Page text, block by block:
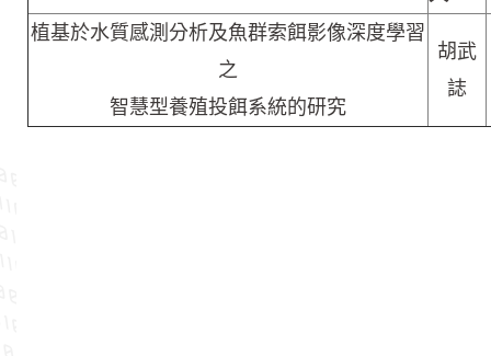
植基於水質感測分析及魚群索餌影像深度學習
之
智慧型養殖投餌系統的研究
胡武
誌